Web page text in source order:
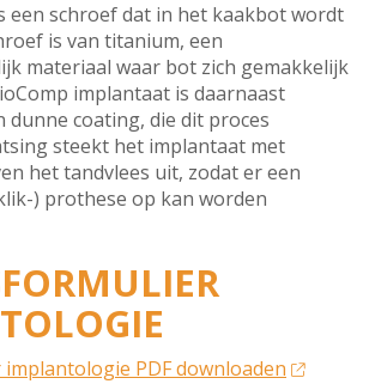
een schroef dat in het kaakbot wordt
is van titanium, een
materiaal waar bot zich gemakkelijk
implantaat is daarnaast
dunne coating, die dit proces
steekt het implantaat met
het tandvlees uit, zodat er een
) prothese op kan worden
PDF downloaden